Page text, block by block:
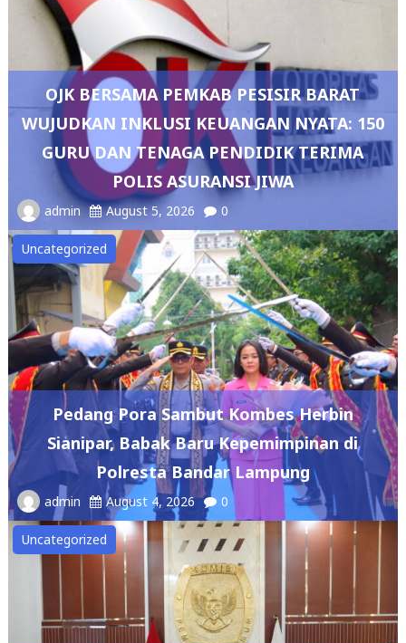
OJK BERSAMA PEMKAB PESISIR BARAT
WUJUDKAN INKLUSI KEUANGAN NYATA: 150
GURU DAN TENAGA PENDIDIK TERIMA
POLIS ASURANSI JIWA
admin August 5, 2026 0
Uncategorized
Pedang Pora Sambut Kombes Herbin
Sianipar, Babak Baru Kepemimpinan di
Polresta Bandar Lampung
admin August 4, 2026 0
Uncategorized